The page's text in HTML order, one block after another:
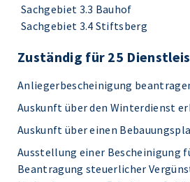
Sachgebiet 3.3 Bauhof
Sachgebiet 3.4 Stiftsberg
Zuständig für 25
Anliegerbescheinigung
Auskunft über den Winterdienst
Auskunft über einen
Ausstellung einer Bescheinigung
Beantragung steuerlicher